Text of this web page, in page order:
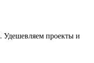
. Удешевляем проекты и